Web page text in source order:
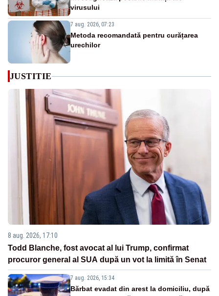
virusului
7 aug. 2026, 07:23
Metoda recomandată pentru curățarea
urechilor
JUSTITIE
8 aug. 2026, 17:10
Todd Blanche, fost avocat al lui Trump, confirmat
procuror general al SUA după un vot la limită în Senat
7 aug. 2026, 15:34
Bărbat evadat din arest la domiciliu, după